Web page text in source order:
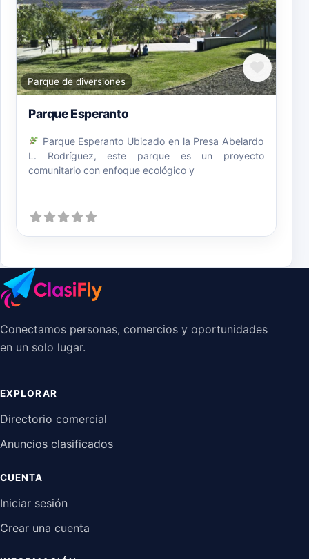
Parque de diversiones
Parque Esperanto
Parque Esperanto Ubicado en la Presa Abelardo
L. Rodríguez, este parque es un proyecto
comunitario con enfoque ecológico y
Conectamos personas, comercios y oportunidades
en un solo lugar.
EXPLORAR
Directorio comercial
Anuncios clasificados
CUENTA
Iniciar sesión
Crear una cuenta